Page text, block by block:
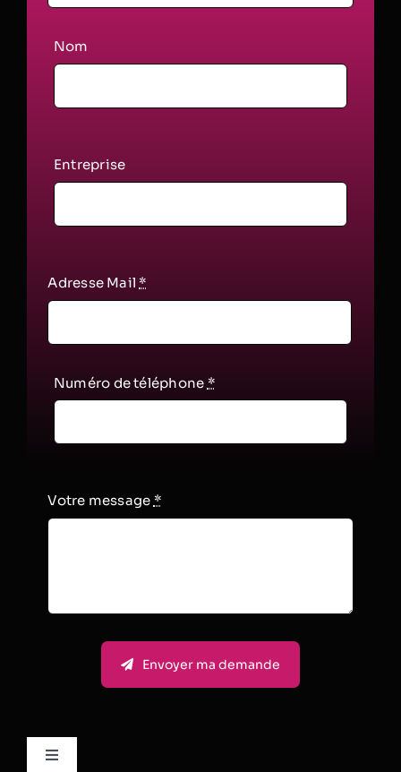
Nom
Entreprise
Adresse Mail *
Numéro de téléphone *
Votre message *
Envoyer ma demande
Toggle